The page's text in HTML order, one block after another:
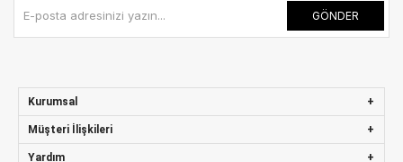
GÖNDER
Kurumsal
Müşteri İlişkileri
Yardım